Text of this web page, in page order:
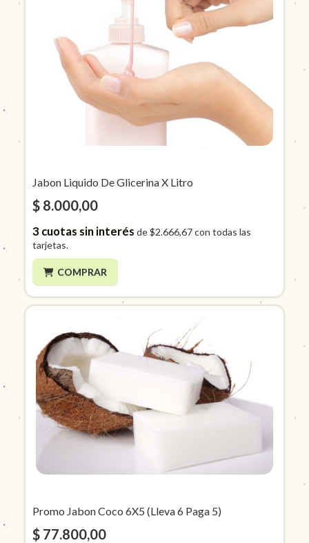
Jabon Liquido De Glicerina X Litro
$ 8.000,00
3cuotas sin interés de$2.666,67con todas las
tarjetas.
COMPRAR
Promo Jabon Coco 6X5 (Lleva 6 Paga 5)
$ 77.800,00